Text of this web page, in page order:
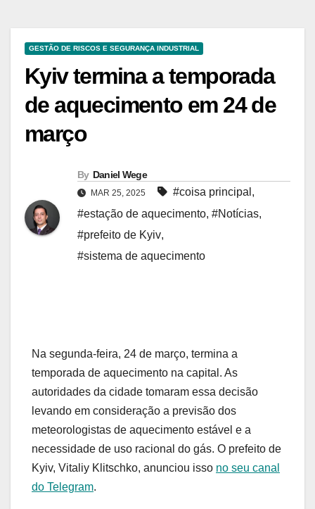
GESTÃO DE RISCOS E SEGURANÇA INDUSTRIAL
Kyiv termina a temporada
de aquecimento em 24 de
março
By Daniel Wege
MAR 25, 2025 #coisa principal ,
#estação de aquecimento, #Notícias,
#prefeito de Kyiv,
#sistema de aquecimento
Na segunda-feira, 24 de março, termina a
temporada de aquecimento na capital. As
autoridades da cidade tomaram essa decisão
levando em consideração a previsão dos
meteorologistas de aquecimento estável e a
necessidade de uso racional do gás. O prefeito de
Kyiv, Vitaliy Klitschko, anunciou isso no seu canal
do Telegram.